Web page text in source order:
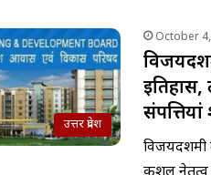
उत्तर प्रदेश
October
विजयदशमी